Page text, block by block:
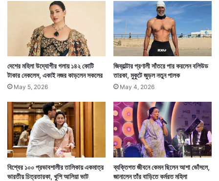
যতটুকু খাওয়া হয়েছে ততটুকু খেয়েই উঠে যেতে হত। তখন তিনি
বুঝতে পারতেন খিদে পেলে কেমন লাগে। এভাবে একটা কঠোর
অনুশাসনের মধ্যে তাঁকে বড় হতে হয়েছে। অনুষ্কার মতে, এই
অনুশাসনটাই জীবনে দরকার। তিনি সকলকেই জীবনে অনুশাসনের
মধ্যে দিয়ে চলার পরামর্শ দেন।
ল
দ
র
জা
দেশের মহিলা উদ্যোগীর গলায় ১৪২ কোটি
টাকার নেকলেস, একাই নজর কাড়লেন সকলের
May 5, 2026
জিব্রাল্টার প্রণালী সাঁতরে পার করলেন বলিউড
তারকা, মুকুটে জুড়ল নতুন পালক
May 4, 2026
বিশ্বের ১০০ প্রভাবশালীর তালিকায় একমাত্র
ভারতীয় চিত্রতারকা, খুশি আলিয়া ভাট
ব্যক্তিগত জীবনে কেমন ছিলেন আশা ভোঁসলে,
জানালেন তাঁর বাড়িতে কর্মরত মহিলা